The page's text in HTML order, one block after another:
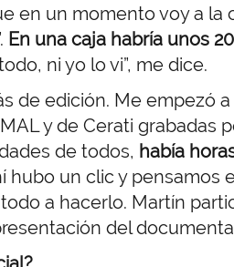
en un momento voy a la
En una caja habría unos
ni yo lo vi”, me dice.
de edición. Me empezó a
y de Cerati grabadas
de todos, había
hubo un clic y pensamos
a hacerlo. Martín
del